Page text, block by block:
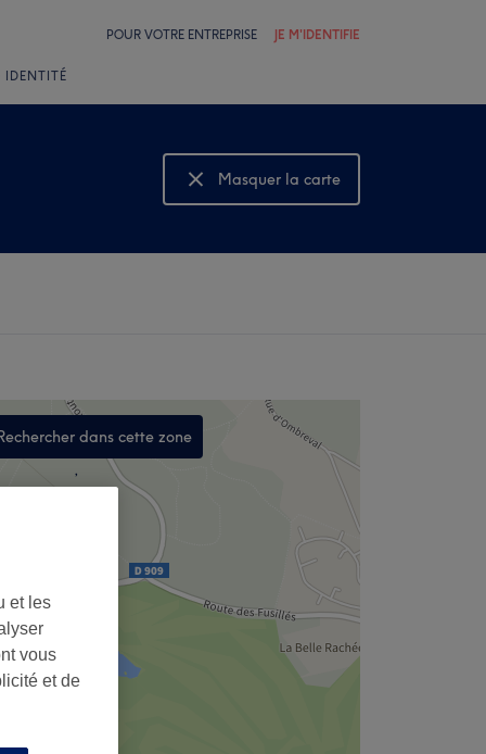
POUR VOTRE ENTREPRISE JE M'IDENTIFIE
IDENTITÉ
Masquer la carte
Montrer la carte
dans cette zone
,
et les
vous
et de